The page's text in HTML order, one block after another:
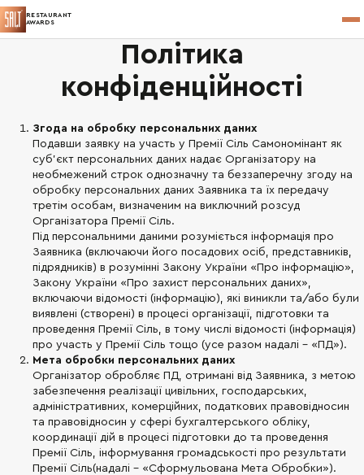
RESTAURANT
AWARDS
Політика
конфіденційності
Згода на обробку персональних даних
Подавши заявку на участь у Премії Сіль Самономінант як
суб’єкт персональних даних надає Організатору на
необмежений строк однозначну та беззаперечну згоду на
обробку персональних даних Заявника та їх передачу
третім особам, визначеним на виключний розсуд
Організатора Премії Сіль.
Під персональними даними розуміється інформація про
Заявника (включаючи його посадових осіб, представників,
підрядників) в розумінні Закону України «Про інформацію»,
Закону України «Про захист персональних даних»,
включаючи відомості (інформацію), які виникли та/або були
виявлені (створені) в процесі організації, підготовки та
проведення Премії Сіль, в тому числі відомості (інформація)
про участь у Премії Сіль тощо (усе разом надалі – «ПД»).
Мета обробки персональних даних
Організатор обробляє ПД, отримані від Заявника, з метою
забезпечення реалізації цивільних, господарських,
адміністративних, комерційних, податкових правовідносин
та правовідносин у сфері бухгалтерського обліку,
координації дій в процесі підготовки до та проведення
Премії Сіль, інформування громадськості про результати
Премії Сіль(надалі – «Сформульована Мета Обробки»).